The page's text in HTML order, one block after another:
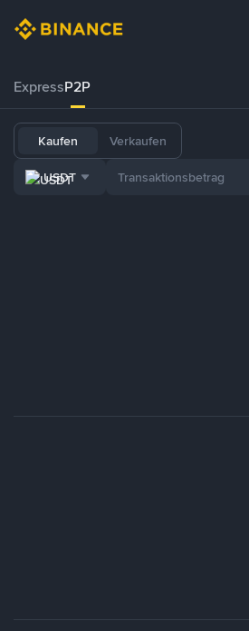
ExpressP2P
Kaufen Verkaufen
USDT